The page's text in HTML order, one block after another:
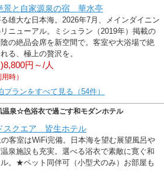
景と自家源泉の宿 華水亭
雄大な日本海。2026年7月、メインダイニン
ニューアル。ミシュラン（2019年）掲載の
の絶品会席を新空間で。客室や大浴場で絶
る、極上の贅沢を。
円～/人
時）
プランをすべて見る（54件）
泉☆色浴衣で過ごす和モダンホテル
スクエア 皆生ホテル
客室はWiFi完備。日本海を望む展望風呂や
泉施設も充実。選べる浴衣で素敵に寛ぐ和
。★ペット同伴可（小型犬のみ）お部屋も